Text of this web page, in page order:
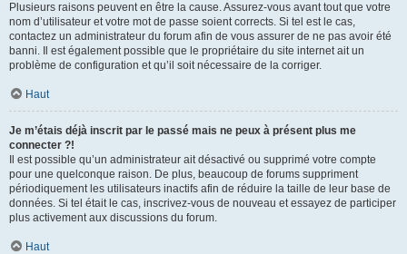
Plusieurs raisons peuvent en être la cause. Assurez-vous avant tout que votre
nom d’utilisateur et votre mot de passe soient corrects. Si tel est le cas,
contactez un administrateur du forum afin de vous assurer de ne pas avoir été
banni. Il est également possible que le propriétaire du site internet ait un
problème de configuration et qu’il soit nécessaire de la corriger.
Haut
Je m’étais déjà inscrit par le passé mais ne peux à présent plus me
connecter ?!
Il est possible qu’un administrateur ait désactivé ou supprimé votre compte
pour une quelconque raison. De plus, beaucoup de forums suppriment
périodiquement les utilisateurs inactifs afin de réduire la taille de leur base de
données. Si tel était le cas, inscrivez-vous de nouveau et essayez de participer
plus activement aux discussions du forum.
Haut